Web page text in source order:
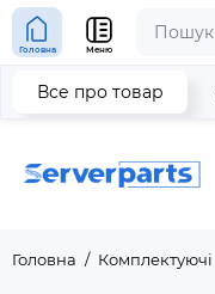
Головна Меню
Головна Комплектуючі
Все про товар